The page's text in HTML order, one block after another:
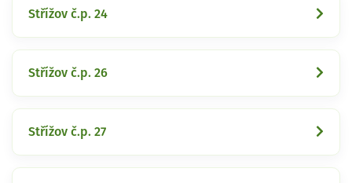
Střížov č.p. 24
Střížov č.p. 26
Střížov č.p. 27